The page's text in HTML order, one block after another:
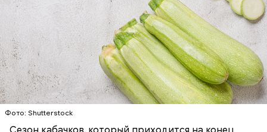
Фото: Shutterstock
ЕДА ОВОЩИ РЕЦЕПТЫ
Фото: Shutterstock
— Наиболее распространенные борщ, щи, котлеты,
салаты, лаваш с творогом и сыром, пироги, омлет,
запеканка. Щавеля там везде используется
немного, поэтому никакого вреда от него не будет.
Чем разнообразнее рацион питания человека, тем
лучше. Потому что это исключает вероятность
возникновения дефицитов микроэлементов, —
заверил специалист.